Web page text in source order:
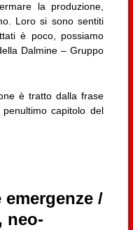
la produzione,
Loro si sono sentiti
è poco, possiamo
Dalmine – Gruppo
è tratto dalla frase
capitolo del
emergenze /
neo-